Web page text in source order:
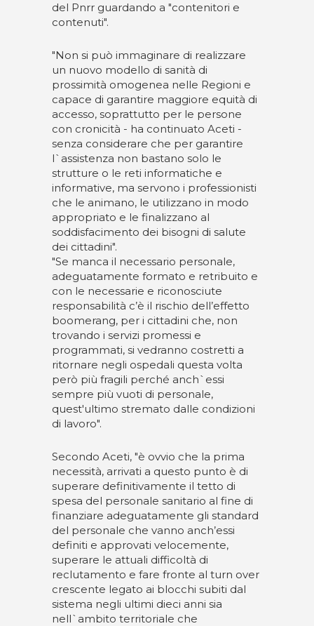
del Pnrr guardando a "contenitori e
contenuti".
"Non si può immaginare di realizzare
un nuovo modello di sanità di
prossimità omogenea nelle Regioni e
capace di garantire maggiore equità di
accesso, soprattutto per le persone
con cronicità - ha continuato Aceti -
senza considerare che per garantire
l`assistenza non bastano solo le
strutture o le reti informatiche e
informative, ma servono i professionisti
che le animano, le utilizzano in modo
appropriato e le finalizzano al
soddisfacimento dei bisogni di salute
dei cittadini".
"Se manca il necessario personale,
adeguatamente formato e retribuito e
con le necessarie e riconosciute
responsabilità c’è il rischio dell’effetto
boomerang, per i cittadini che, non
trovando i servizi promessi e
programmati, si vedranno costretti a
ritornare negli ospedali questa volta
però più fragili perché anch`essi
sempre più vuoti di personale,
quest'ultimo stremato dalle condizioni
di lavoro".
Secondo Aceti, "è ovvio che la prima
necessità, arrivati a questo punto è di
superare definitivamente il tetto di
spesa del personale sanitario al fine di
finanziare adeguatamente gli standard
del personale che vanno anch’essi
definiti e approvati velocemente,
superare le attuali difficoltà di
reclutamento e fare fronte al turn over
crescente legato ai blocchi subiti dal
sistema negli ultimi dieci anni sia
nell`ambito territoriale che